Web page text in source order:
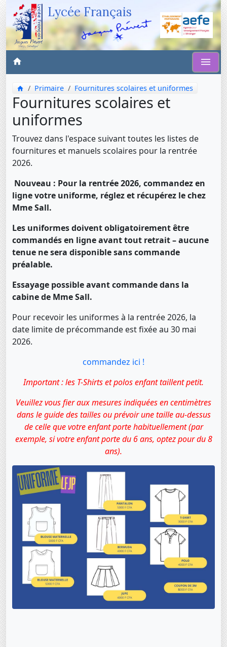
Lycée Français
Primaire Fournitures scolaires et uniformes
Fournitures scolaires et
uniformes
Trouvez dans l'espace suivant toutes les listes de
fournitures et manuels scolaires pour la rentrée
2026.
Nouveau : Pour la rentrée 2026, commandez en
ligne votre uniforme, réglez et récupérez le chez
Mme Sall.
Les uniformes doivent obligatoirement être
commandés en ligne avant tout retrait – aucune
tenue ne sera disponible sans commande
préalable.
Essayage possible avant commande dans la
cabine de Mme Sall.
Pour recevoir les uniformes à la rentrée 2026, la
date limite de précommande est fixée au 30 mai
2026.
commandez ici !
Important : les T-Shirts et polos enfant taillent petit.
Veuillez vous fier aux mesures indiquées en centimètres
dans le guide des tailles ou prévoir une taille au-dessus
de celle que votre enfant porte habituellement (par
exemple, si votre enfant porte du 6 ans, optez pour du 8
ans).